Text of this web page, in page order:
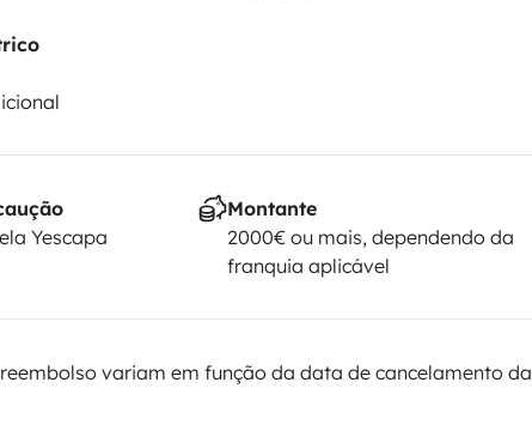
Yescapa
Montante
2000€ ou mais, dependendo da
franquia aplicável
variam em função da data de cancelamento da